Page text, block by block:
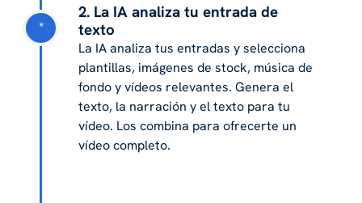
*
2. La IA analiza tu entrada de
texto
La IA analiza tus entradas y selecciona
plantillas, imágenes de stock, música de
fondo y vídeos relevantes. Genera el
texto, la narración y el texto para tu
vídeo. Los combina para ofrecerte un
vídeo completo.